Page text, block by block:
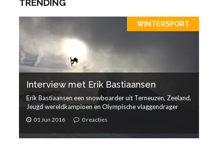
TRENDING
WINTERSPORT
Interview met Erik Bastiaansen
Erik Bastiaansen een snowboarder uit Terneuzen, Zeeland,
Jeugd wereldkampioen en Olympische vlaggendrager
01 Jun 2016 0 reacties